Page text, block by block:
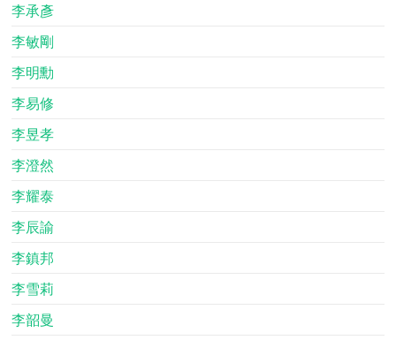
李承彥
李敏剛
李明勳
李易修
李昱孝
李澄然
李耀泰
李辰諭
李鎮邦
李雪莉
李韶曼